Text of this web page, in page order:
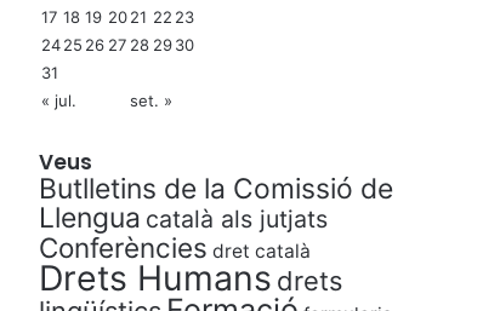
17 18 19 2021 22 23
2425 26 27 28 2930
31
« jul.
set. »
Veus
Butlletins de la Comissió de
Llengua català als jutjats
Conferències dret català
Drets Humans drets